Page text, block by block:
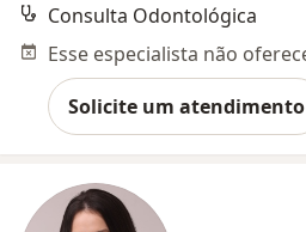
Consulta Odontológica
Solicite um atendimento